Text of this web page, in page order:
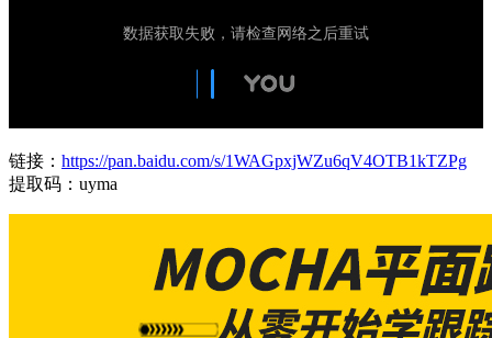
链接： https://pan.baidu.com/s/1WAGpxjWZu6qV4OTB1kTZPg
提取码：uyma